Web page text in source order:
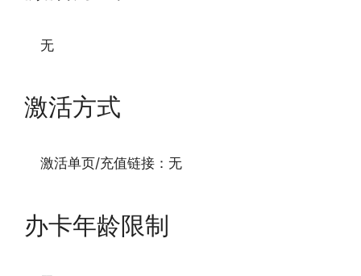
无
激活方式
激活单页/充值链接：无
办卡年龄限制